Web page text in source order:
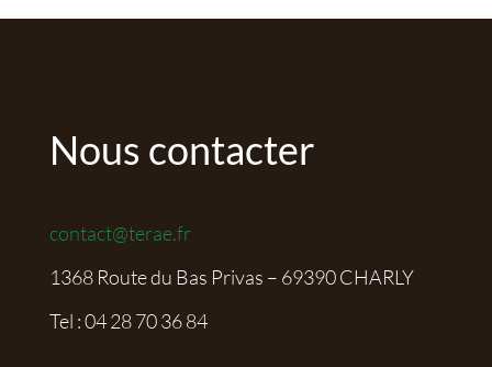
Nous contacter
contact@terae.fr
1368 Route du Bas Privas – 69390 CHARLY
Tel :04 28 70 36 84